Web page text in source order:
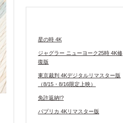
星の時 4K
ジャグラー ニューヨーク25時 4K修
復版
東京裁判 4Kデジタルリマスター版
（8/15・8/16限定上映）
免許返納!?
パプリカ 4Kリマスター版